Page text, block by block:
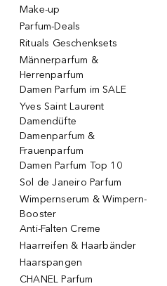
Make-up
Parfum-Deals
Rituals Geschenksets
Männerparfum &
Herrenparfum
Damen Parfum im SALE
Yves Saint Laurent
Damendüfte
Damenparfum &
Frauenparfum
Damen Parfum Top 10
Sol de Janeiro Parfum
Wimpernserum & Wimpern-
Booster
Anti-Falten Creme
Haarreifen & Haarbänder
Haarspangen
CHANEL Parfum